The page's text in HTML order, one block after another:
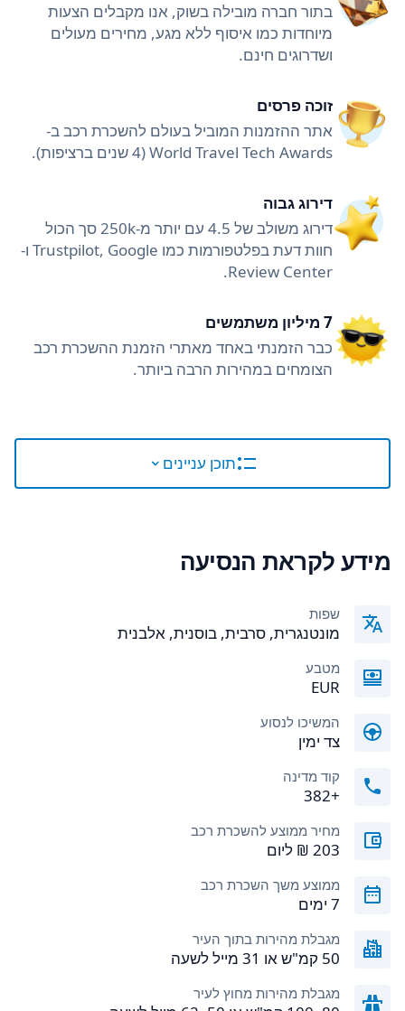
בתור חברה מובילה בשוק, אנו מקבלים הצעות
מיוחדות כמו איסוף ללא מגע, מחירים מעולים
ושדרוגים חינם.
זוכה פרסים
אתר ההזמנות המוביל בעולם להשכרת רכב ב-
World Travel Tech Awards (4 שנים ברציפות).
דירוג גבוה
דירוג משולב של 4.5 עם יותר מ-250k סך הכול
חוות דעת בפלטפורמות כמו Trustpilot, Google ו-
Review Center.
7 מיליון משתמשים
כבר הזמנתי באחד מאתרי הזמנת ההשכרת רכב
הצומחים במהירות הרבה ביותר.
תוכן עניינים
מידע לקראת הנסיעה
שפות
מונטנגרית, סרבית, בוסנית, אלבנית
מטבע
EUR
המשיכו לנסוע
צד ימין
קוד מדינה
+382
מחיר ממוצע להשכרת רכב
ממוצע משך השכרת רכב
7 ימים
מגבלת מהירות בתוך העיר
50 קמ"ש או 31 מייל לשעה
מגבלת מהירות מחוץ לעיר